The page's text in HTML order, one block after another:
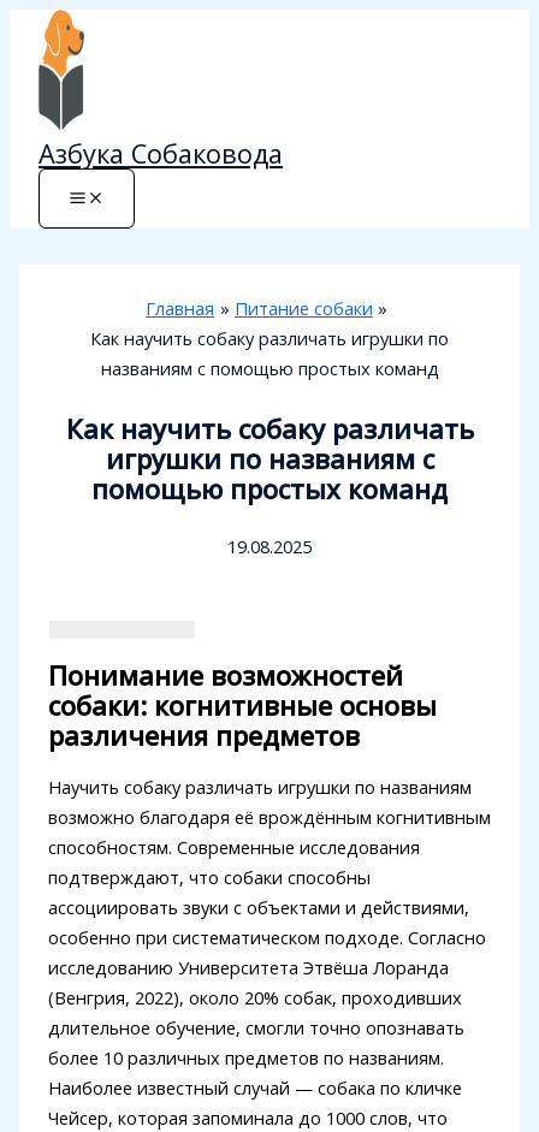
Перейти
содержимому
Азбука Собаковода
Главная
Питание собаки
Как научить собаку различать игрушки по
названиям с помощью простых команд
Как научить собаку различать
игрушки по названиям с
помощью простых команд
19.08.2025
Понимание возможностей
собаки: когнитивные основы
различения предметов
Научить собаку различать игрушки по названиям
возможно благодаря её врождённым когнитивным
способностям. Современные исследования
подтверждают, что собаки способны
ассоциировать звуки с объектами и действиями,
особенно при систематическом подходе. Согласно
исследованию Университета Этвёша Лоранда
(Венгрия, 2022), около 20% собак, проходивших
длительное обучение, смогли точно опознавать
более 10 различных предметов по названиям.
Наиболее известный случай — собака по кличке
Чейсер, которая запоминала до 1000 слов, что